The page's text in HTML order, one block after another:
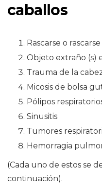
caballos
Rascarse o
Objeto extraño (s)
Trauma de la
Micosis de bolsa
Pólipos
Sinusitis
Tumores
Hemorragia
(Cada uno de estos se
continuación).